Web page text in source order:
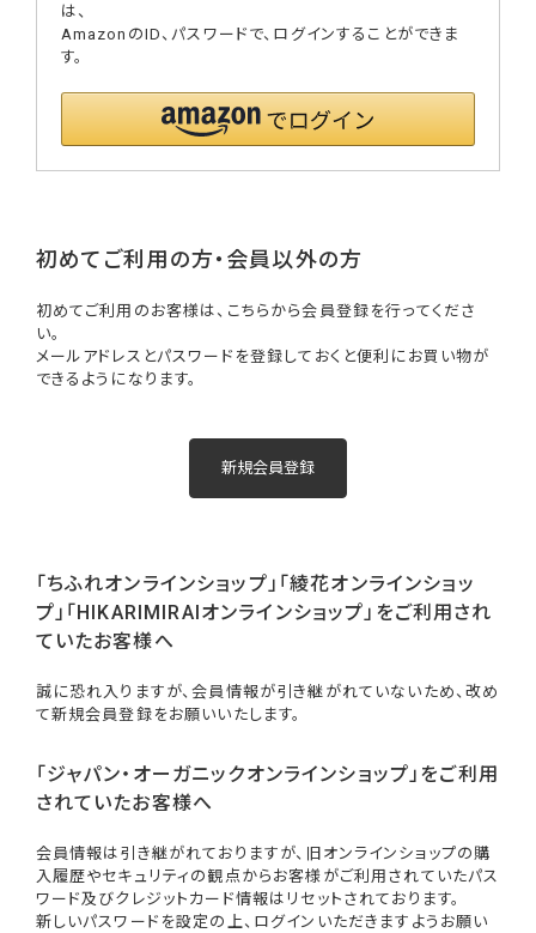
は、
AmazonのID、パスワードで、ログインすることができま
す。
初めてご利用の方・会員以外の方
初めてご利用のお客様は、こちらから会員登録を行ってくださ
い。
メールアドレスとパスワードを登録しておくと便利にお買い物が
できるようになります。
「ちふれオンラインショップ」「綾花オンラインショッ
プ」「HIKARIMIRAIオンラインショップ」をご利用され
ていたお客様へ
誠に恐れ入りますが、会員情報が引き継がれていないため、改め
て新規会員登録をお願いいたします。
「ジャパン・オーガニックオンラインショップ」をご利用
されていたお客様へ
会員情報は引き継がれておりますが、旧オンラインショップの購
入履歴やセキュリティの観点からお客様がご利用されていたパス
ワード及びクレジットカード情報はリセットされております。
新しいパスワードを設定の上、ログインいただきますようお願い